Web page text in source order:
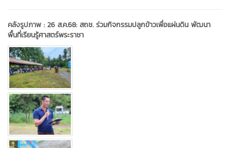
คลังรูปภาพ :26 ส.ค.68: สถช. ร่วมกิจกรรมปลูกข้าวเพื่อแผ่นดิน พัฒนา
พื้นที่เรียนรู้ศาสตร์พระราชา